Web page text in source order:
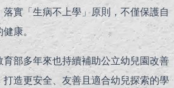
實「生病不上學」原則，不僅保護自
康。
部多年來也持續補助公立幼兒園改善
造更安全、友善且適合幼兒探索的學